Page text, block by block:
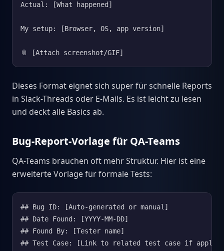
Actual: [What happened]
My setup: [Browser, OS, app version]
📎 [Attach screenshot/GIF]
Dieses Format eignet sich super für schnelle Reports
in Slack-Threads oder E-Mails. Es ist leicht zu lesen
und deckt alle Basics ab.
Bug-Report-Vorlage für QA-Teams
QA-Teams brauchen oft mehr Struktur. Hier ist eine
erweiterte Vorlage für formale Tests:
## Bug ID: [Auto-generated or manual]
## Date Found: [YYYY-MM-DD]
## Found By: [Tester name]
## Test Case: [Link to related test case if